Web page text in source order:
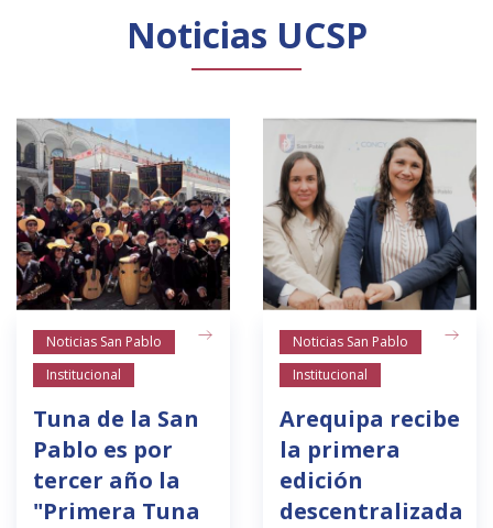
Noticias UCSP
Noticias San Pablo
Institucional
Tuna de la San
Pablo es por
tercer año la
"Primera Tuna
Noticias San Pablo
Institucional
Arequipa recibe
la primera
edición
descentralizada